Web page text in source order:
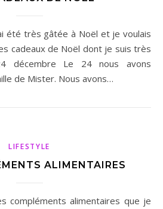
cadeaux de Noël dont je suis très
décembre Le 24 nous avons
de Mister. Nous avons…
LIFESTYLE
ALIMENTAIRES